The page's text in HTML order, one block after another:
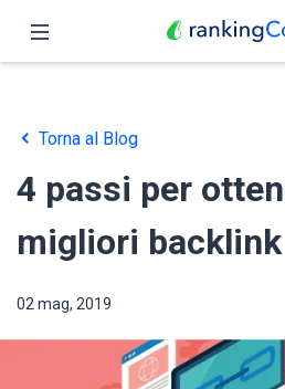
Funzioni
Prezzo
Partner
Blog
Torna al Blog
4 passi per
migliori
02 mag, 2019